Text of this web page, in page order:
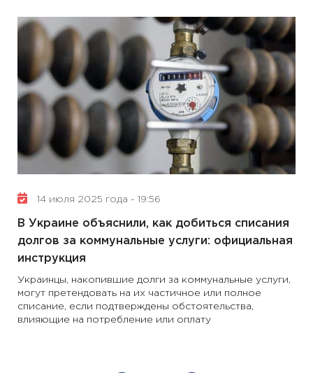
14 июля 2025 года - 19:56
В Украине объяснили, как добиться списания
долгов за коммунальные услуги: официальная
инструкция
Украинцы, накопившие долги за коммунальные услуги,
могут претендовать на их частичное или полное
списание, если подтверждены обстоятельства,
влияющие на потребление или оплату